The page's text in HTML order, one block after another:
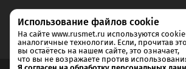
Использование файлов cookie
На сайте www.rusmet.ru используются
аналогичные технологии. Если, прочитав
вы остаётесь на нашем сайте, это означает,
что вы не возражаете против